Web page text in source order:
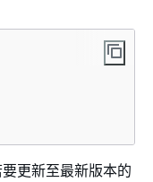
更新至最新版本的